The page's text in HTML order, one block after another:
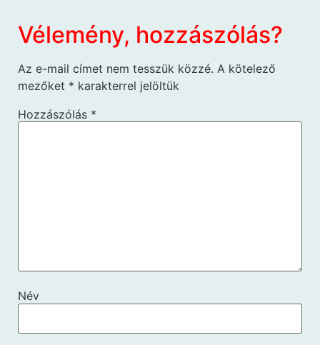
Vélemény, hozzászólás?
Az e-mail címet nem tesszük közzé. A kötelező
mezőket * karakterrel jelöltük
Hozzászólás *
Név